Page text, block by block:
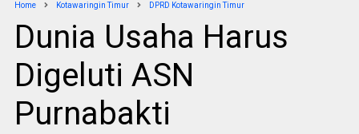
Home Kotawaringin Timur DPRD Kotawaringin Timur
Dunia Usaha Harus
Digeluti ASN
Purnabakti